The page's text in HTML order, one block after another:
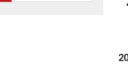
منذ أبريل يتم تدمير نحو 2000